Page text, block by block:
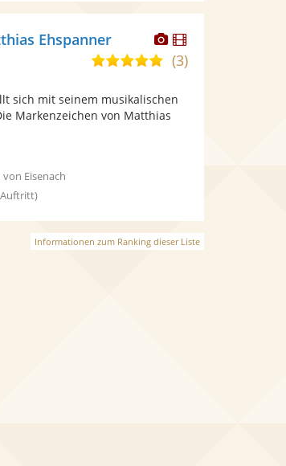
Dieser
Künstler
stellt
bereit.
Dieser
Künstler
Ehspanner
4,8
5
Sternen
(3)
sich mit seinem musikalischen
Markenzeichen von Matthias
von Eisenach
Auftritt)
Informationen zum Ranking dieser Liste